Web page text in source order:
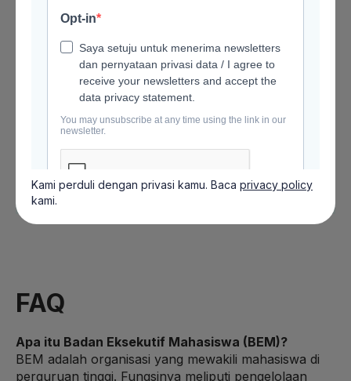
FAQ
Apa itu Badan Eksekutif Mahasiswa (BEM)?
BEM adalah organisasi yang mewakili mahasiswa di
perguruan tinggi. Fungsinya meliputi pengelolaan
Kami perduli dengan privasi kamu. Baca privacy policy
kami.